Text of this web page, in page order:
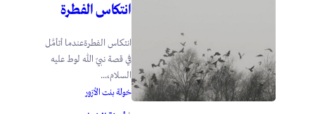
انتكاس الفطرة
انتكاس الفطرةعندما أتأمَّل
في قصة نبيّ الله لوط عليه
السلام،...
خولة بنت الأزور